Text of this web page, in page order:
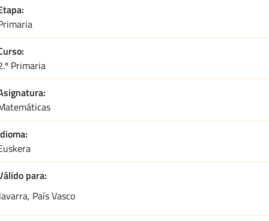
Primaria
para
País Vasco